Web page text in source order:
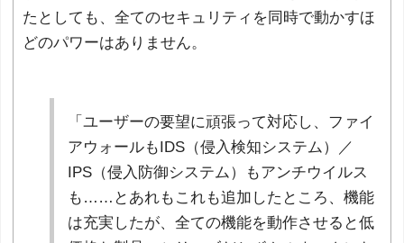
たとしても、全てのセキュリティを同時で動かすほ
どのパワーはありません。
「ユーザーの要望に頑張って対応し、ファイ
アウォールもIDS（侵入検知システム）／
IPS（侵入防御システム）もアンチウイルス
も……とあれもこれも追加したところ、機能
は充実したが、全ての機能を動作させると低